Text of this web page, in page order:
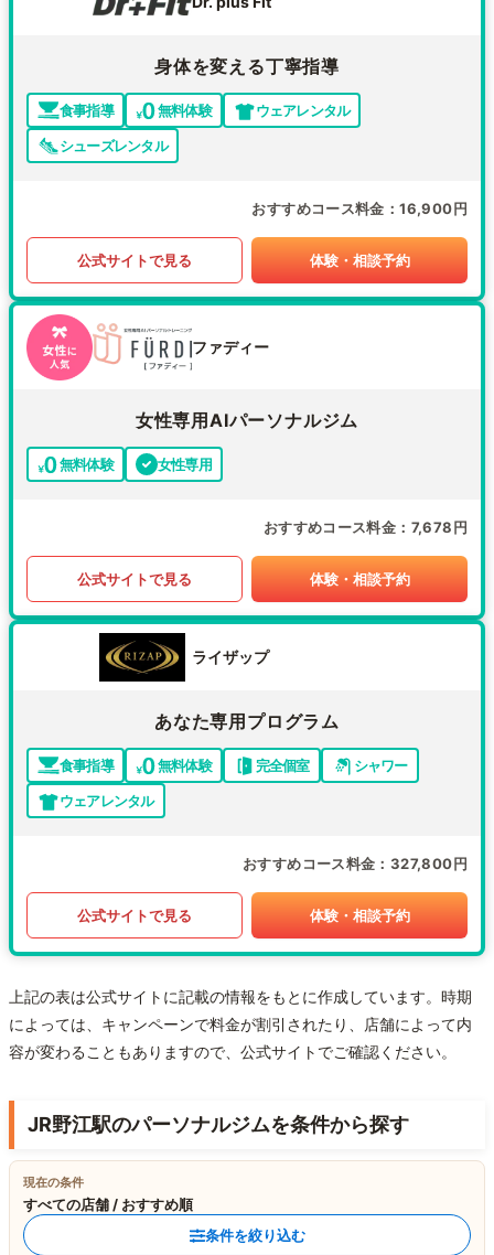
身体を変える丁寧指導
食事指導 無料体験
ウェアレンタル
シューズレンタル
おすすめコース料金 16,900円
公式サイトで見る 体験・相談予約
ファディー
女性専用AIパーソナルジム
無料体験 女性専用
おすすめコース料金 7,678円
公式サイトで見る 体験・相談予約
ライザップ
あなた専用プログラム
食事指導 無料体験 完全個室
シャワー
ウェアレンタル
おすすめコース料金 327,800円
公式サイトで見る 体験・相談予約
上記の表は公式サイトに記載の情報をもとに作成しています。時期
によっては、キャンペーンで料金が割引されたり、店舗によって内
容が変わることもありますので、公式サイトでご確認ください。
JR野江駅のパーソナルジムを条件から探す
現在の条件
すべての店舗 / おすすめ順
条件を絞り込む